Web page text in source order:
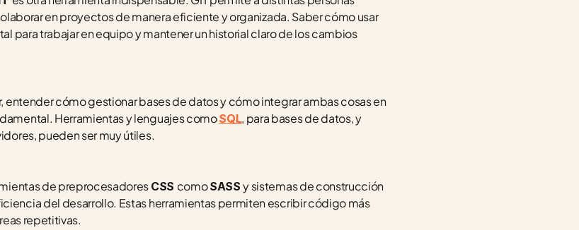
en proyectos de manera eficiente y organizada. Saber cómo usar
para trabajar en equipo y mantener un historial claro de los cambios
entender cómo gestionar bases de datos y cómo integrar ambas cosas en
Herramientas y lenguajes como SQL, para bases de datos, y
pueden ser muy útiles.
de preprocesadores CSS como SASS y sistemas de construcción
del desarrollo. Estas herramientas permiten escribir código más
repetitivas.